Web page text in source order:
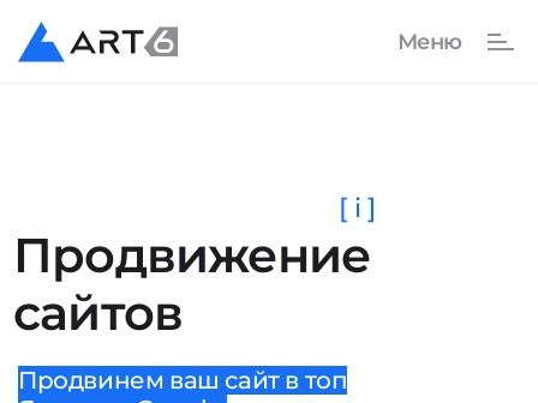
Продвижение
сайтов
[ i ]
Продвинем ваш сайт в топ